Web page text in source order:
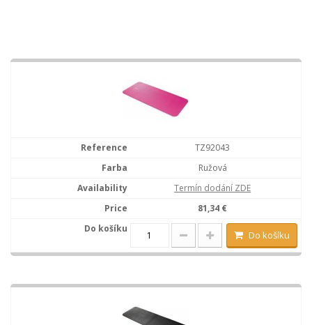
TZ92043
Ružová
Termín dodání ZDE
81,34 €
Do košíku